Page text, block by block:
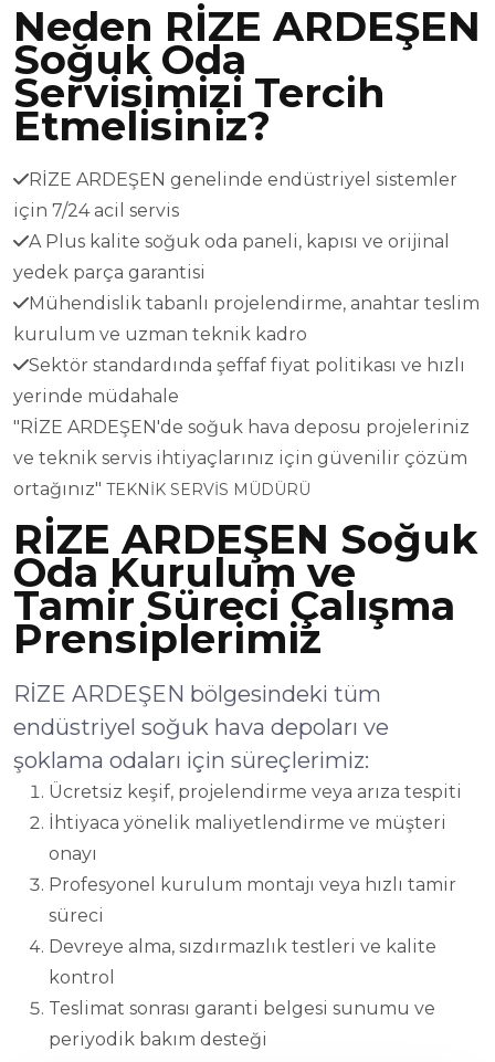
Neden RİZE ARDEŞEN
Soğuk Oda
Servisimizi Tercih
Etmelisiniz?
RİZE ARDEŞEN genelinde endüstriyel sistemler
için 7/24 acil servis
A Plus kalite soğuk oda paneli, kapısı ve orijinal
yedek parça garantisi
Mühendislik tabanlı projelendirme, anahtar teslim
kurulum ve uzman teknik kadro
Sektör standardında şeffaf fiyat politikası ve hızlı
yerinde müdahale
"RİZE ARDEŞEN'de soğuk hava deposu projeleriniz
ve teknik servis ihtiyaçlarınız için güvenilir çözüm
ortağınız" TEKNİK SERVİS MÜDÜRÜ
RİZE ARDEŞEN Soğuk
Oda Kurulum ve
Tamir Süreci Çalışma
Prensiplerimiz
RİZE ARDEŞEN bölgesindeki tüm
endüstriyel soğuk hava depoları ve
şoklama odaları için süreçlerimiz:
Ücretsiz keşif, projelendirme veya arıza tespiti
İhtiyaca yönelik maliyetlendirme ve müşteri
onayı
Profesyonel kurulum montajı veya hızlı tamir
süreci
Devreye alma, sızdırmazlık testleri ve kalite
kontrol
Teslimat sonrası garanti belgesi sunumu ve
periyodik bakım desteği